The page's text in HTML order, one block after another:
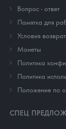
Вопрос - ответ
Памятка для
Условия
Монеты
Политика
Политика
Положение по
СПЕЦ